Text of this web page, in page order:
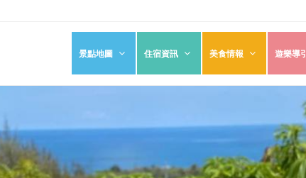
景點地圖 住宿資訊 美食情報 遊樂導引